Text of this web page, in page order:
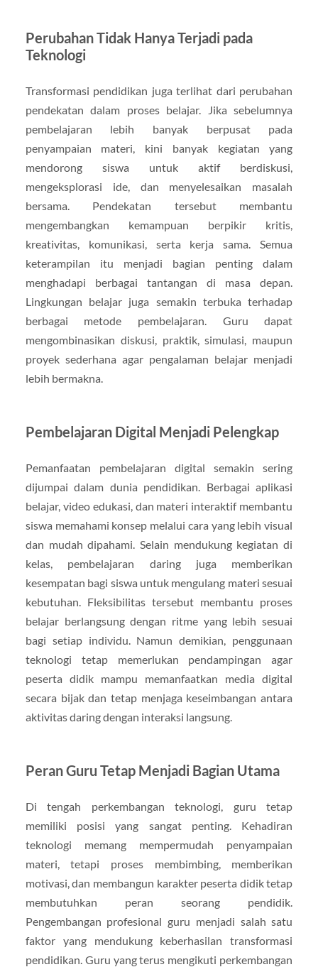
Perubahan Tidak Hanya Terjadi pada
Teknologi
Transformasi pendidikan juga terlihat dari perubahan
pendekatan dalam proses belajar. Jika sebelumnya
pembelajaran lebih banyak berpusat pada
penyampaian materi, kini banyak kegiatan yang
mendorong siswa untuk aktif berdiskusi,
mengeksplorasi ide, dan menyelesaikan masalah
bersama. Pendekatan tersebut membantu
mengembangkan kemampuan berpikir kritis,
kreativitas, komunikasi, serta kerja sama. Semua
keterampilan itu menjadi bagian penting dalam
menghadapi berbagai tantangan di masa depan.
Lingkungan belajar juga semakin terbuka terhadap
berbagai metode pembelajaran. Guru dapat
mengombinasikan diskusi, praktik, simulasi, maupun
proyek sederhana agar pengalaman belajar menjadi
lebih bermakna.
Pembelajaran Digital Menjadi Pelengkap
Pemanfaatan pembelajaran digital semakin sering
dijumpai dalam dunia pendidikan. Berbagai aplikasi
belajar, video edukasi, dan materi interaktif membantu
siswa memahami konsep melalui cara yang lebih visual
dan mudah dipahami. Selain mendukung kegiatan di
kelas, pembelajaran daring juga memberikan
kesempatan bagi siswa untuk mengulang materi sesuai
kebutuhan. Fleksibilitas tersebut membantu proses
belajar berlangsung dengan ritme yang lebih sesuai
bagi setiap individu. Namun demikian, penggunaan
teknologi tetap memerlukan pendampingan agar
peserta didik mampu memanfaatkan media digital
secara bijak dan tetap menjaga keseimbangan antara
aktivitas daring dengan interaksi langsung.
Peran Guru Tetap Menjadi Bagian Utama
Di tengah perkembangan teknologi, guru tetap
memiliki posisi yang sangat penting. Kehadiran
teknologi memang mempermudah penyampaian
materi, tetapi proses membimbing, memberikan
motivasi, dan membangun karakter peserta didik tetap
membutuhkan peran seorang pendidik.
Pengembangan profesional guru menjadi salah satu
faktor yang mendukung keberhasilan transformasi
pendidikan. Guru yang terus mengikuti perkembangan